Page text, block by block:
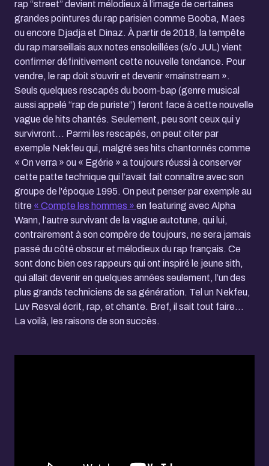
rap “street” devient mélodieux à l’image de certaines
grandes pointures du rap parisien comme Booba, Maes
ou encore Djadja et Dinaz. À partir de 2018, la tempête
du rap marseillais aux notes ensoleillées (s/o JUL) vient
confirmer définitivement cette nouvelle tendance. Pour
vendre, le rap doit s’ouvrir et devenir «mainstream ».
Seuls quelques rescapés du boom-bap (genre musical
aussi appelé “rap de puriste”) feront face à cette nouvelle
vague de hits chantés. Seulement, peu sont ceux qui y
survivront... Parmi les rescapés, on peut citer par
exemple Nekfeu qui, malgré ses hits chantonnés comme
« On verra » ou « Egérie » a toujours réussi à conserver
cette patte technique qui l’avait fait connaître avec son
groupe de l'époque 1995. On peut penser par exemple au
titre « Compte les hommes » en featuring avec Alpha
Wann, l’autre survivant de la vague autotune, qui lui,
contrairement à son compère de toujours, ne sera jamais
passé du côté obscur et mélodieux du rap français. Ce
sont donc bien ces rappeurs qui ont inspiré le jeune sith,
qui allait devenir en quelques années seulement, l’un des
plus grands techniciens de sa génération. Tel un Nekfeu,
Luv Resval écrit, rap, et chante. Bref, il sait tout faire…
La voilà, les raisons de son succès.